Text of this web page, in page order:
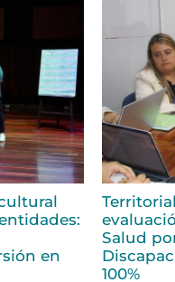
en
Salud
100%